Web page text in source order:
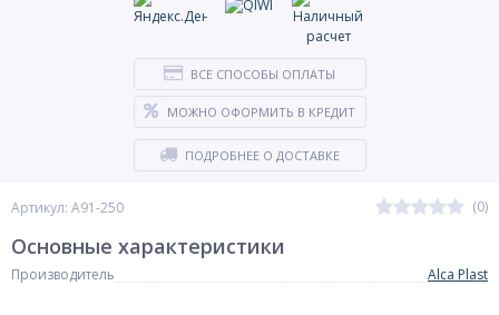
Артикул: A91-250 (0)
ВСЕ СПОСОБЫ ОПЛАТЫ
МОЖНО ОФОРМИТЬ В КРЕДИТ
ПОДРОБНЕЕ О ДОСТАВКЕ
Основные характеристики
Производитель Alca Plast